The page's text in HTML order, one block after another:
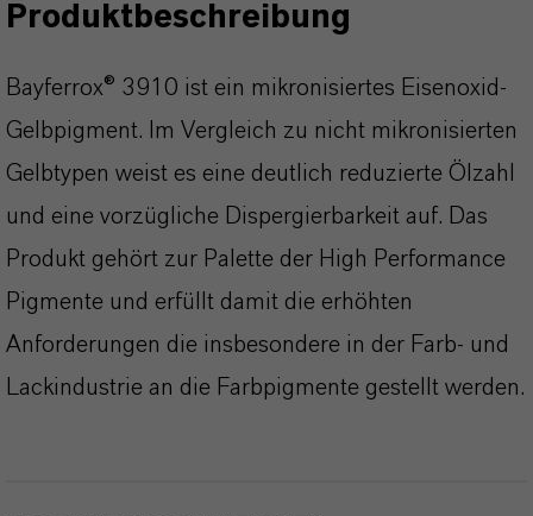
Produktbeschreibung
Bayferrox® 3910 ist ein mikronisiertes Eisenoxid-
Gelbpigment. Im Vergleich zu nicht mikronisierten
Gelbtypen weist es eine deutlich reduzierte Ölzahl
und eine vorzügliche Dispergierbarkeit auf. Das
Produkt gehört zur Palette der High Performance
Pigmente und erfüllt damit die erhöhten
Anforderungen die insbesondere in der Farb- und
Lackindustrie an die Farbpigmente gestellt werden.